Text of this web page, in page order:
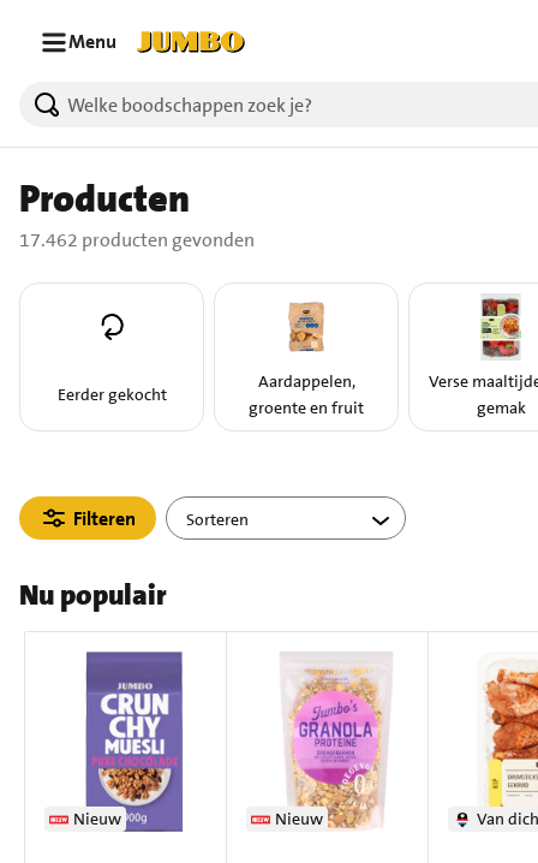
Menu
17462 producten gevonden.
Producten
17.462 producten gevonden
Eerder gekocht
Aardappelen,
groente en fruit
Verse
gemak
Filteren
Nu populair
Nieuw Nieuw Van